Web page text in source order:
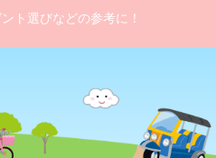
ト選びなどの参考に！